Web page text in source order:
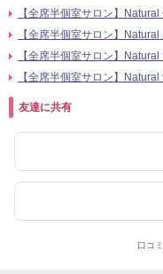
【全席半個室サロン】
【全席半個室サロン】Natural
【全席半個室サロン】Natural
【全席半個室サロン】Natural
友達に共有
口コ